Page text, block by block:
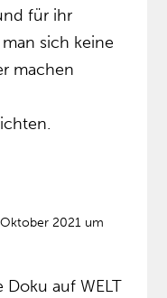
für ihr
sich keine
machen
2021 um
auf WELT